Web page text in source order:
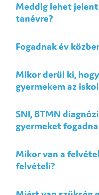
Meddig lehet
tanévre?
Fogadnak év
Mikor derül ki,
gyermekem az
SNI, BTMN
gyermeket
Mikor van a
felvételi?